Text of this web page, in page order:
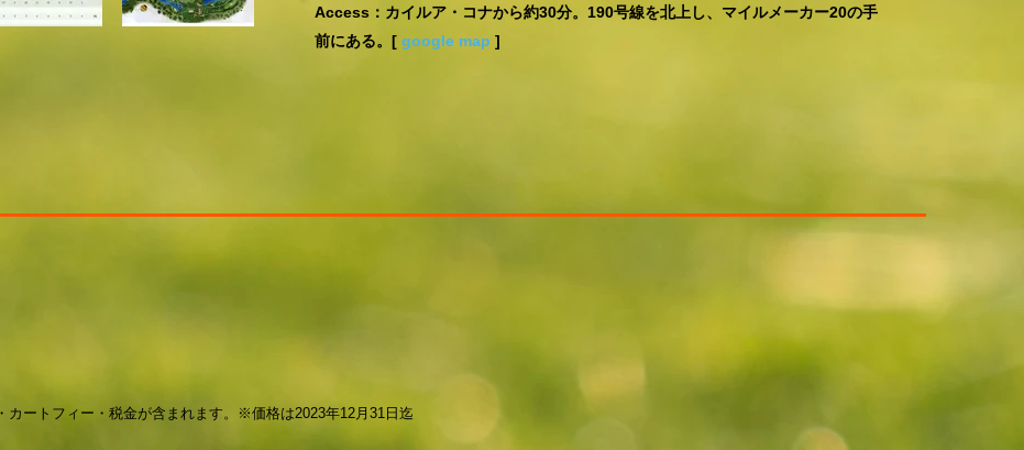
Access：カイルア・コナから約30分。190号線を北上し、マイルメーカー20の手
前にある。[ google map ]
ートフィー・税金が含まれます。※価格は2023年12月31日迄